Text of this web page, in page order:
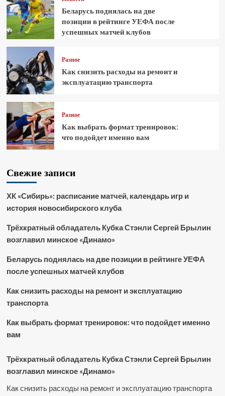
Беларусь поднялась на две
позиции в рейтинге УЕФА после
успешных матчей клубов
Разное
Как снизить расходы на ремонт и
эксплуатацию транспорта
Разное
Как выбрать формат тренировок:
что подойдет именно вам
Свежие записи
ХК «Сибирь»: расписание матчей, календарь игр и
история новосибирского клуба
Трёхкратный обладатель Кубка Стэнли Сергей Брылин
возглавил минское «Динамо»
Беларусь поднялась на две позиции в рейтинге УЕФА
после успешных матчей клубов
Как снизить расходы на ремонт и эксплуатацию
транспорта
Как выбрать формат тренировок: что подойдет именно
вам
Трёхкратный обладатель Кубка Стэнли Сергей Брылин
возглавил минское «Динамо»
Как снизить расходы на ремонт и эксплуатацию транспорта